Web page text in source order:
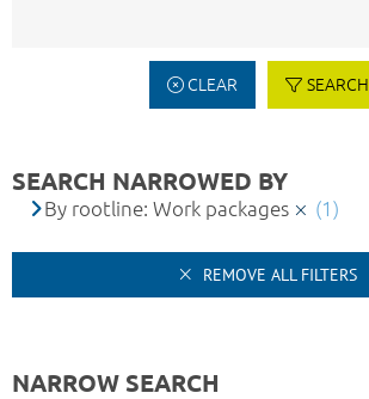
CLEAR SEARCH
SEARCH NARROWED BY
By rootline: Work packages (1)
REMOVE ALL FILTERS
NARROW SEARCH